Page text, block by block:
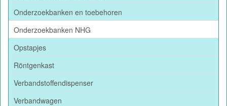
Onderzoekbanken en toebehoren
Onderzoekbanken NHG
Opstapjes
Röntgenkast
Verbandstoffendispenser
Verbandwagen